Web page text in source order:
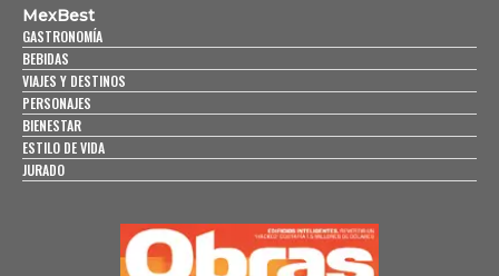
MexBest
GASTRONOMÍA
BEBIDAS
VIAJES Y DESTINOS
PERSONAJES
BIENESTAR
ESTILO DE VIDA
JURADO